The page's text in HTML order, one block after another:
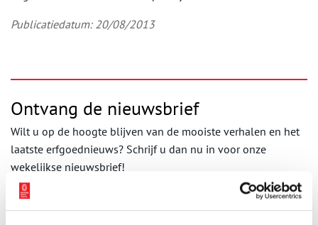
Publicatiedatum: 20/08/2013
Ontvang de nieuwsbrief
Wilt u op de hoogte blijven van de mooiste verhalen en het
laatste erfgoednieuws? Schrijf u dan nu in voor onze
wekelijkse nieuwsbrief!